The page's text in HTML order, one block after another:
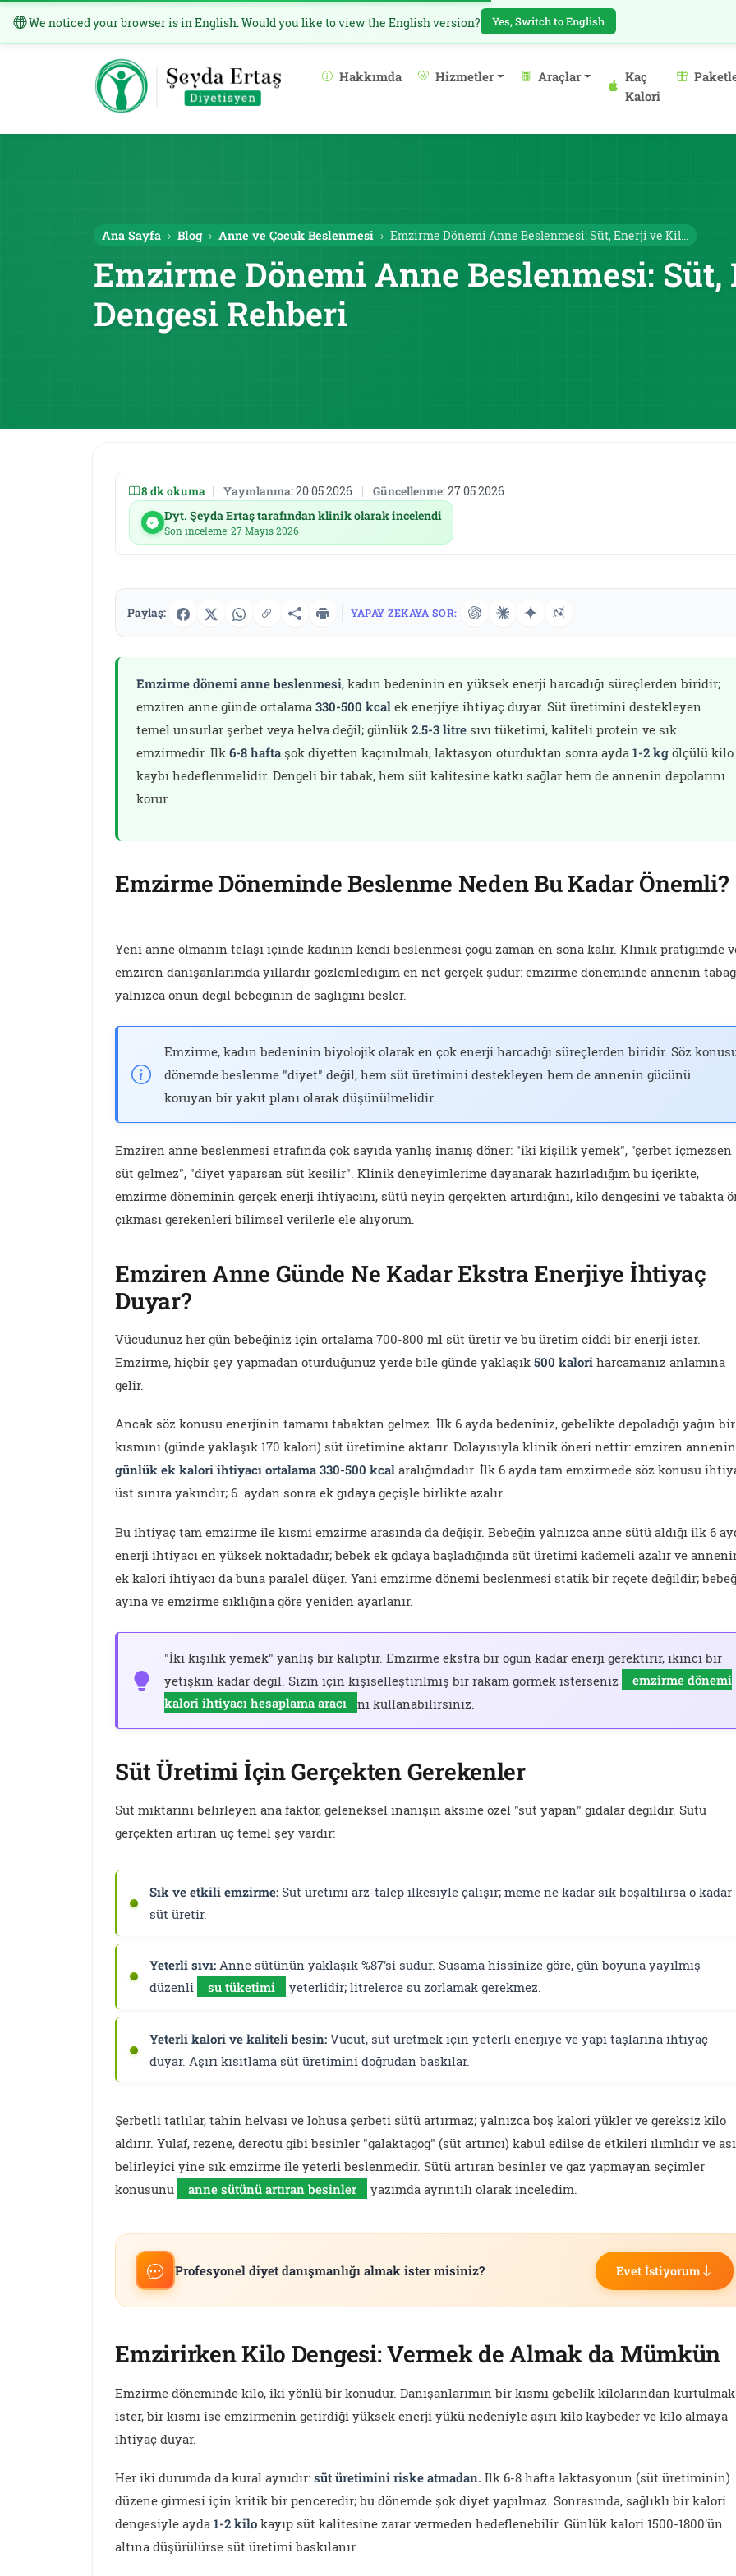
We noticed your browser is in English. Would you like to view the English version? Yes, Switch to English
Hakkımda Hizmetler Araçlar
Kaç
Kalori
Ana Sayfa Blog Anne ve Çocuk Beslenmesi Emzirme Dönemi Anne Beslenmesi: Süt, Enerji ve Kil...
Emzirme Dönemi Anne Beslenmesi:
Dengesi Rehberi
8 dk okuma | Yayınlanma:20.05.2026 | Güncellenme:27.05.2026
Dyt. Şeyda Ertaş tarafından klinik olarak incelendi
Son inceleme: 27 Mayıs 2026
Paylaş: YAPAY ZEKAYA SOR:
Emzirme dönemi anne beslenmesi, kadın bedeninin en yüksek enerji harcadığı süreçlerden biridir;
emziren anne günde ortalama330-500 kcal ek enerjiye ihtiyaç duyar. Süt üretimini destekleyen
temel unsurlar şerbet veya helva değil; günlük2.5-3 litre sıvı tüketimi, kaliteli protein ve sık
emzirmedir. İlk6-8 hafta şok diyetten kaçınılmalı, laktasyon oturduktan sonra ayda1-2 kg ölçülü kilo
kaybı hedeflenmelidir. Dengeli bir tabak, hem süt kalitesine katkı sağlar hem de annenin depolarını
korur.
Emzirme Döneminde Beslenme Neden Bu Kadar Önemli?
Yeni anne olmanın telaşı içinde kadının kendi beslenmesi çoğu zaman en sona kalır. Klinik pratiğimde
emziren danışanlarımda yıllardır gözlemlediğim en net gerçek şudur: emzirme döneminde annenin
yalnızca onun değil bebeğinin de sağlığını besler.
Emzirme, kadın bedeninin biyolojik olarak en çok enerji harcadığı süreçlerden biridir. Söz
dönemde beslenme "diyet" değil, hem süt üretimini destekleyen hem de annenin gücünü
koruyan bir yakıt planı olarak düşünülmelidir.
Emziren anne beslenmesi etrafında çok sayıda yanlış inanış döner: "iki kişilik yemek", "şerbet içmezsen
süt gelmez", "diyet yaparsan süt kesilir". Klinik deneyimlerime dayanarak hazırladığım bu içerikte,
emzirme döneminin gerçek enerji ihtiyacını, sütü neyin gerçekten artırdığını, kilo dengesini ve tabakta
çıkması gerekenleri bilimsel verilerle ele alıyorum.
Emziren Anne Günde Ne Kadar Ekstra Enerjiye İhtiyaç
Duyar?
Vücudunuz her gün bebeğiniz için ortalama 700-800 ml süt üretir ve bu üretim ciddi bir enerji ister.
Emzirme, hiçbir şey yapmadan oturduğunuz yerde bile günde yaklaşık500 kalori harcamanız anlamına
gelir.
Ancak söz konusu enerjinin tamamı tabaktan gelmez. İlk 6 ayda bedeniniz, gebelikte depoladığı yağın bir
kısmını (günde yaklaşık 170 kalori) süt üretimine aktarır. Dolayısıyla klinik öneri nettir: emziren annenin
günlük ek kalori ihtiyacı ortalama 330-500 kcal aralığındadır. İlk 6 ayda tam emzirmede söz konusu
üst sınıra yakındır; 6. aydan sonra ek gıdaya geçişle birlikte azalır.
Bu ihtiyaç tam emzirme ile kısmi emzirme arasında da değişir. Bebeğin yalnızca anne sütü aldığı ilk 6
enerji ihtiyacı en yüksek noktadadır; bebek ek gıdaya başladığında süt üretimi kademeli azalır ve
ek kalori ihtiyacı da buna paralel düşer. Yani emzirme dönemi beslenmesi statik bir reçete değildir;
ayına ve emzirme sıklığına göre yeniden ayarlanır.
"İki kişilik yemek" yanlış bir kalıptır. Emzirme ekstra bir öğün kadar enerji gerektirir, ikinci bir
yetişkin kadar değil. Sizin için kişiselleştirilmiş bir rakam görmek isterseniz
emzirme dönemi
kalori ihtiyacı hesaplama aracı
nı kullanabilirsiniz.
Süt Üretimi İçin Gerçekten Gerekenler
Süt miktarını belirleyen ana faktör, geleneksel inanışın aksine özel "süt yapan" gıdalar değildir. Sütü
gerçekten artıran üç temel şey vardır:
Sık ve etkili emzirme: Süt üretimi arz-talep ilkesiyle çalışır; meme ne kadar sık boşaltılırsa o kadar
süt üretir.
Yeterli sıvı: Anne sütünün yaklaşık %87'si sudur. Susama hissinize göre, gün boyuna yayılmış
düzenli
su tüketimi yeterlidir; litrelerce su zorlamak gerekmez.
Yeterli kalori ve kaliteli besin: Vücut, süt üretmek için yeterli enerjiye ve yapı taşlarına ihtiyaç
duyar. Aşırı kısıtlama süt üretimini doğrudan baskılar.
Şerbetli tatlılar, tahin helvası ve lohusa şerbeti sütü artırmaz; yalnızca boş kalori yükler ve gereksiz kilo
aldırır. Yulaf, rezene, dereotu gibi besinler "galaktagog" (süt artırıcı) kabul edilse de etkileri ılımlıdır ve
belirleyici yine sık emzirme ile yeterli beslenmedir. Sütü artıran besinler ve gaz yapmayan seçimler
konusunu
anne sütünü artıran besinler yazımda ayrıntılı olarak inceledim.
Profesyonel diyet danışmanlığı almak ister misiniz? Evet İstiyorum
Emzirirken Kilo Dengesi: Vermek de Almak da Mümkün
Emzirme döneminde kilo, iki yönlü bir konudur. Danışanlarımın bir kısmı gebelik kilolarından kurtulmak
ister, bir kısmı ise emzirmenin getirdiği yüksek enerji yükü nedeniyle aşırı kilo kaybeder ve kilo almaya
ihtiyaç duyar.
Her iki durumda da kural aynıdır:süt üretimini riske atmadan. İlk 6-8 hafta laktasyonun (süt üretiminin)
düzene girmesi için kritik bir penceredir; bu dönemde şok diyet yapılmaz. Sonrasında, sağlıklı bir kalori
dengesiyle ayda1-2 kilo kayıp süt kalitesine zarar vermeden hedeflenebilir. Günlük kalori 1500-1800'ün
altına düşürülürse süt üretimi baskılanır.